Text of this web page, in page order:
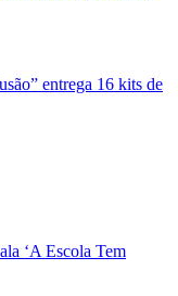
entrega 16 kits de
‘A Escola Tem